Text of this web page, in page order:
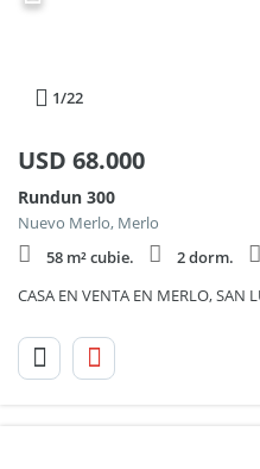
1/22
USD 68.000
Rundun 300
Nuevo Merlo, Merlo
58 m² cubie.
2 dorm.
CASA EN VENTA EN MERLO, SAN